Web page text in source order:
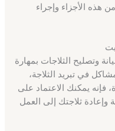
هذه الأجزاء وإجراء
وتصليح الثلاجات بمهارة
في تبريد الثلاجة،
يمكنك الاعتماد على
وإعادة ثلاجتك إلى العمل